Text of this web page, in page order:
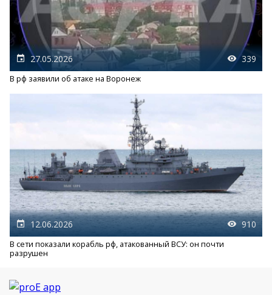
27.05.2026 339
В рф заявили об атаке на Воронеж
12.06.2026 910
В сети показали корабль рф, атакованный ВСУ: он почти
разрушен